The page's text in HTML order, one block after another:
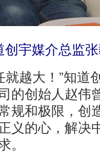
创宇媒介总监
就越大！”知道
的创始人赵伟
规和极限，创
义的心，解决